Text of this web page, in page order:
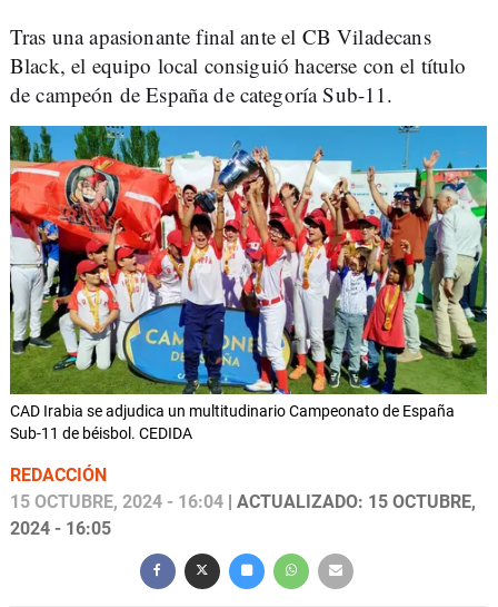
Tras una apasionante final ante el CB Viladecans
Black, el equipo local consiguió hacerse con el título
de campeón de España de categoría Sub-11.
CAD Irabia se adjudica un multitudinario Campeonato de España
Sub-11 de béisbol. CEDIDA
REDACCIÓN
15 OCTUBRE, 2024 - 16:04 | ACTUALIZADO: 15 OCTUBRE,
2024 - 16:05